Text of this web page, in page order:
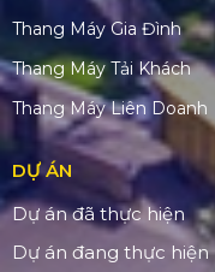
Thang Máy Gia Đình
Thang Máy Tải Khách
Thang Máy Liên Doanh
DỰ ÁN
Dự án đã thực hiện
Dự án đang thực hiện